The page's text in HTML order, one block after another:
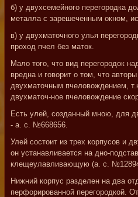
б) у двухсемейного перегородка
металла с зарешеченным окном,
в) у двухматочного улья
проход пчел без маток.
Мало того, что вид перегородок
вредна и говорит о том, что
двухматочным пчеловождением,
двухматоч-ное пчеловождение
Есть улей, созданный мною, для
- а. с. №668656.
Улей состоит из трех корпусов и
он устанавливается на дно-
клещеулавливающую (а. с.
Нижний корпус разделен на два
перфорированной перегородкой.